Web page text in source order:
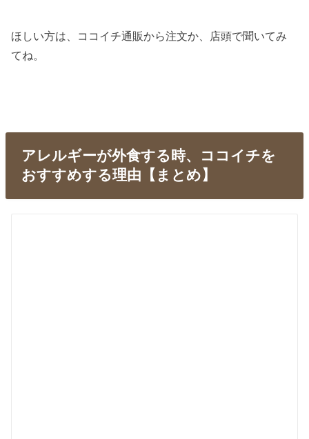
ほしい方は、ココイチ通販から注文か、店頭で聞いてみ
てね。
アレルギーが外食する時、ココイチを
おすすめする理由【まとめ】